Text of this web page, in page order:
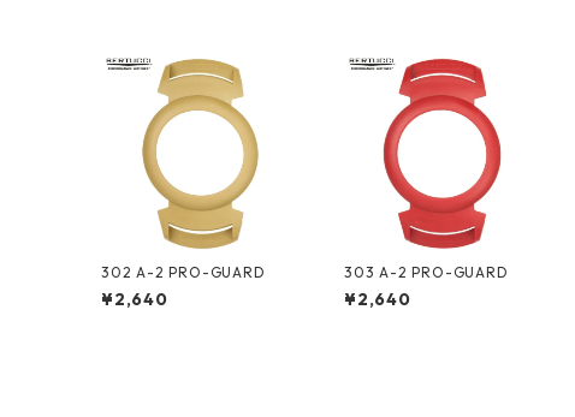
302 A-2 PRO-GUARD
¥2,640
303 A-2 PRO-GUARD
¥2,640